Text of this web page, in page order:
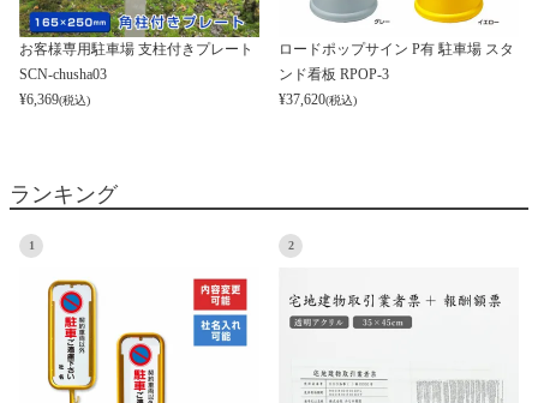
お客様専用駐車場 支柱付きプレート
SCN-chusha03
¥6,369(税込)
ロードポップサイン P有 駐車場 スタ
ンド看板 RPOP-3
¥37,620(税込)
ランキング
1 2